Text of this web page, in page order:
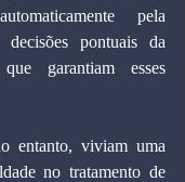
pela
pontuais da
garantiam esses
entanto, viviam uma
no tratamento de